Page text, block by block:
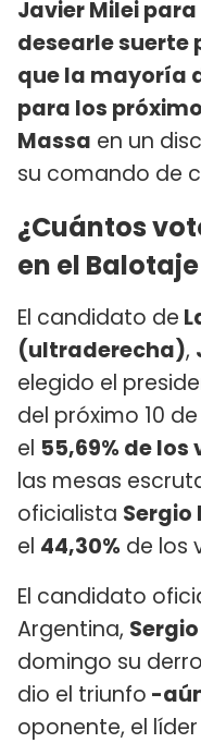
Javier Milei
desearle suerte
que la mayoría
para los
Massa en un
su comando de
¿Cuántos
en el Balotaje
El candidato de
(ultraderecha),
elegido el
del próximo 10
el 55,69% de los
las mesas
oficialista Sergio
el 44,30% de los
El candidato
Argentina,
domingo su
dio el triunfo -
oponente, el